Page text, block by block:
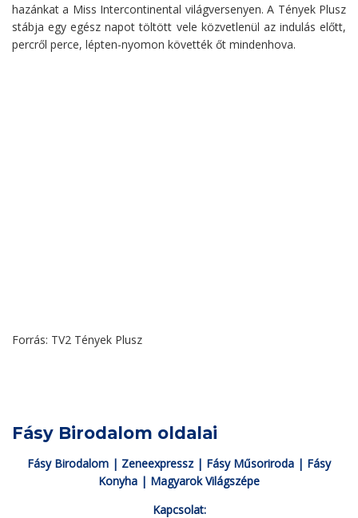
hazánkat a Miss Intercontinental világversenyen. A Tények Plusz
stábja egy egész napot töltött vele közvetlenül az indulás előtt,
percről perce, lépten-nyomon követték őt mindenhova.
Forrás: TV2 Tények Plusz
Fásy Birodalom oldalai
Fásy Birodalom | Zeneexpressz | Fásy Műsoriroda | Fásy
Konyha | Magyarok Világszépe
Kapcsolat: